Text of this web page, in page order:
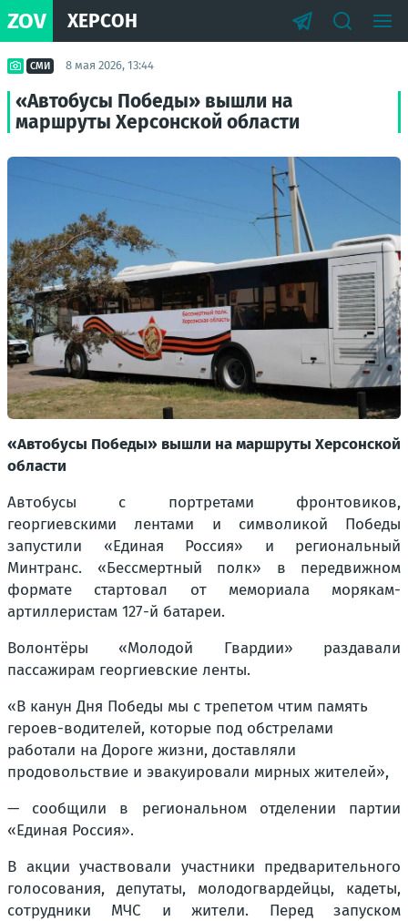
ZOV ХЕРСОН
СМИ 8 мая 2026, 13:44
«Автобусы Победы» вышли на
маршруты Херсонской области
«Автобусы Победы» вышли на маршруты Херсонской
области
Автобусы с портретами фронтовиков,
георгиевскими лентами и символикой Победы
запустили «Единая Россия» и региональный
Минтранс. «Бессмертный полк» в передвижном
формате стартовал от мемориала морякам-
артиллеристам 127-й батареи.
Волонтёры «Молодой Гвардии» раздавали
пассажирам георгиевские ленты.
«В канун Дня Победы мы с трепетом чтим память
героев-водителей, которые под обстрелами
работали на Дороге жизни, доставляли
продовольствие и эвакуировали мирных жителей»,
— сообщили в региональном отделении партии
«Единая Россия».
В акции участвовали участники предварительного
голосования, депутаты, молодогвардейцы, кадеты,
сотрудники МЧС и жители. Перед запуском